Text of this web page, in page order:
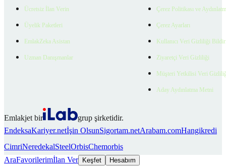
Ücretsiz İlan Verin
Üyelik Paketleri
EmlakZeka Asistan
Uzman Danışmanlar
Çerez Politikası ve
Çerez Ayarları
Kullanıcı Veri Gizliliği
Ziyaretçi Veri Gizliliği
Müşteri Yetkilisi Veri
Aday Aydınlatma Metni
Emlakjet bir
grup şirketidir.
EndeksaKariyer.netİşin OlsunSigortam.netArabam.comHangikredi
CimriNeredekalSteelOrbisChemorbis
AraFavorilerimİlan Ver Keşfet Hesabım